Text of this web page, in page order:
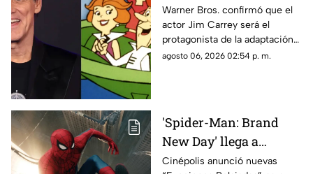
película live-action de
'Los Supersónicos'
Warner Bros. confirmó que el
actor Jim Carrey será el
protagonista de la adaptación
en acción real de “Los
agosto 06, 2026 02:54 p. m.
'Spider-Man: Brand
New Day' llega a
Chihuahua con
Cinépolis anunció nuevas